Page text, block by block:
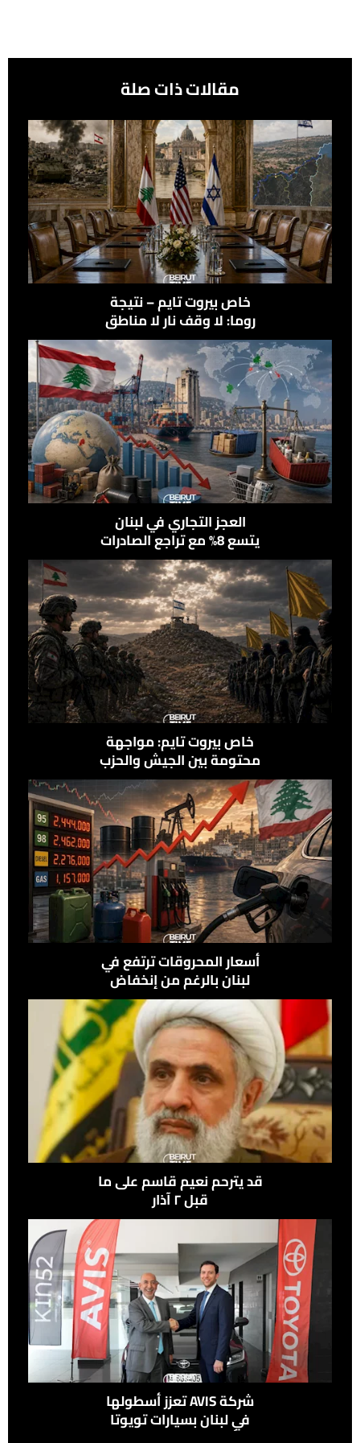
مقالات ذات صلة
خاص بيروت تايم – نتيجة
روما: لا وقف نار لا مناطق
نموذجيّة ولا انسحاب
العجز التجاري في لبنان
يتسع 8% مع تراجع الصادرات
وإرتفاع الواردات
خاص بيروت تايم: مواجهة
محتومة بين الجيش والحزب
في علي الطاهر
أسعار المحروقات ترتفع في
لبنان بالرغم من إنخفاض
النفط عالميًًا
قد يترحم نعيم قاسم على ما
قبل ٢ آذار
شركة ‎AVIS‎ تعزز أسطولها
في لبنان بسيارات تويوتا